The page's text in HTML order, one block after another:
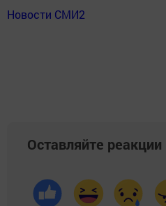
Новости СМИ2
Оставляйте реакции